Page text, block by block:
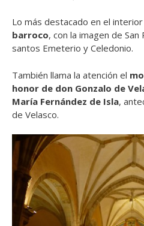
Lo más destacado en el
barroco, con la imagen de
santos Emeterio y Celedonio.
También llama la atención el
honor de don Gonzalo de
María Fernández de Isla,
de Velasco.